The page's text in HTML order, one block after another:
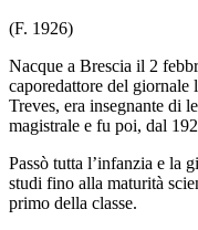
(F. 1926)
Nacque a Brescia il 2
caporedattore del giornale
Treves, era insegnante di
magistrale e fu poi, dal
Passò tutta l’infanzia e la
studi fino alla maturità
primo della classe.